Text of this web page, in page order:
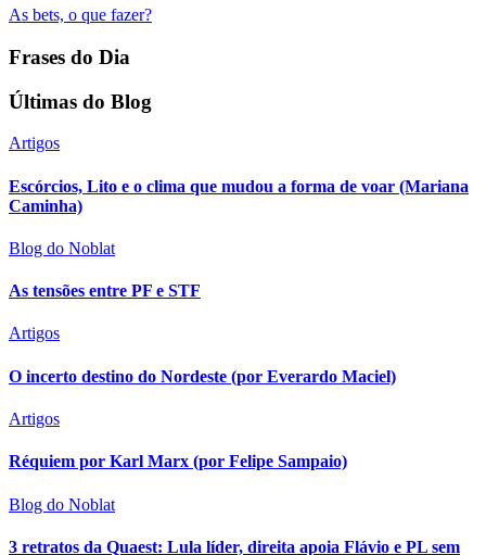
As bets, o que fazer?
Frases do Dia
Últimas do Blog
Artigos
Escórcios, Lito e o clima que mudou a forma de voar (Mariana
Caminha)
Blog do Noblat
As tensões entre PF e STF
Artigos
O incerto destino do Nordeste (por Everardo Maciel)
Artigos
Réquiem por Karl Marx (por Felipe Sampaio)
Blog do Noblat
3 retratos da Quaest: Lula líder, direita apoia Flávio e PL sem